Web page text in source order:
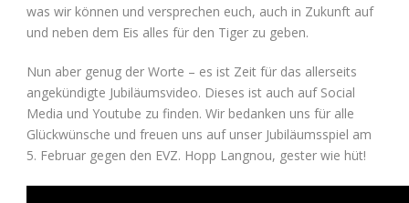
was wir können und versprechen euch, auch in Zukunft auf
und neben dem Eis alles für den Tiger zu geben.
Nun aber genug der Worte – es ist Zeit für das allerseits
angekündigte Jubiläumsvideo. Dieses ist auch auf Social
Media und Youtube zu finden. Wir bedanken uns für alle
Glückwünsche und freuen uns auf unser Jubiläumsspiel am
5. Februar gegen den EVZ. Hopp Langnou, gester wie hüt!